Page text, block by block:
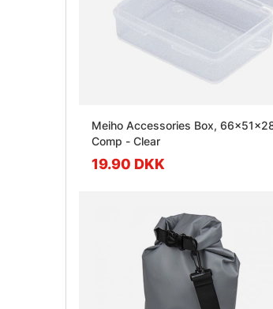
Meiho Accessories Box,
Comp - Clear
19.90 DKK